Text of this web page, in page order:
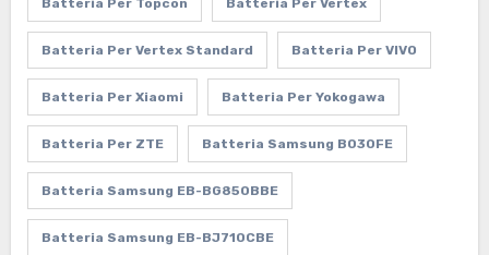
Batteria Per Topcon Batteria Per Vertex
Batteria Per Vertex Standard Batteria Per VIVO
Batteria Per Xiaomi Batteria Per Yokogawa
Batteria Per ZTE Batteria Samsung B030FE
Batteria Samsung EB-BG850BBE
Batteria Samsung EB-BJ710CBE